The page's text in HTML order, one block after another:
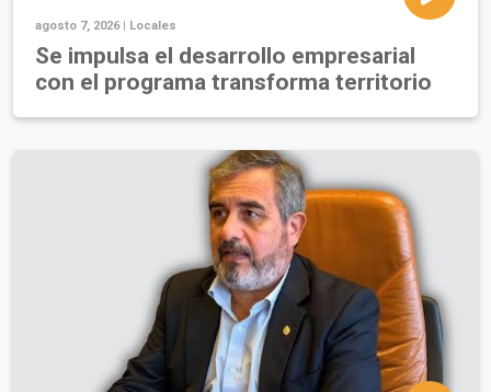
agosto 7, 2026 | Locales
Se impulsa el desarrollo empresarial
con el programa transforma territorio